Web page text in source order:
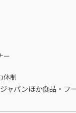
ー
体制
ャパンほか食品・フ